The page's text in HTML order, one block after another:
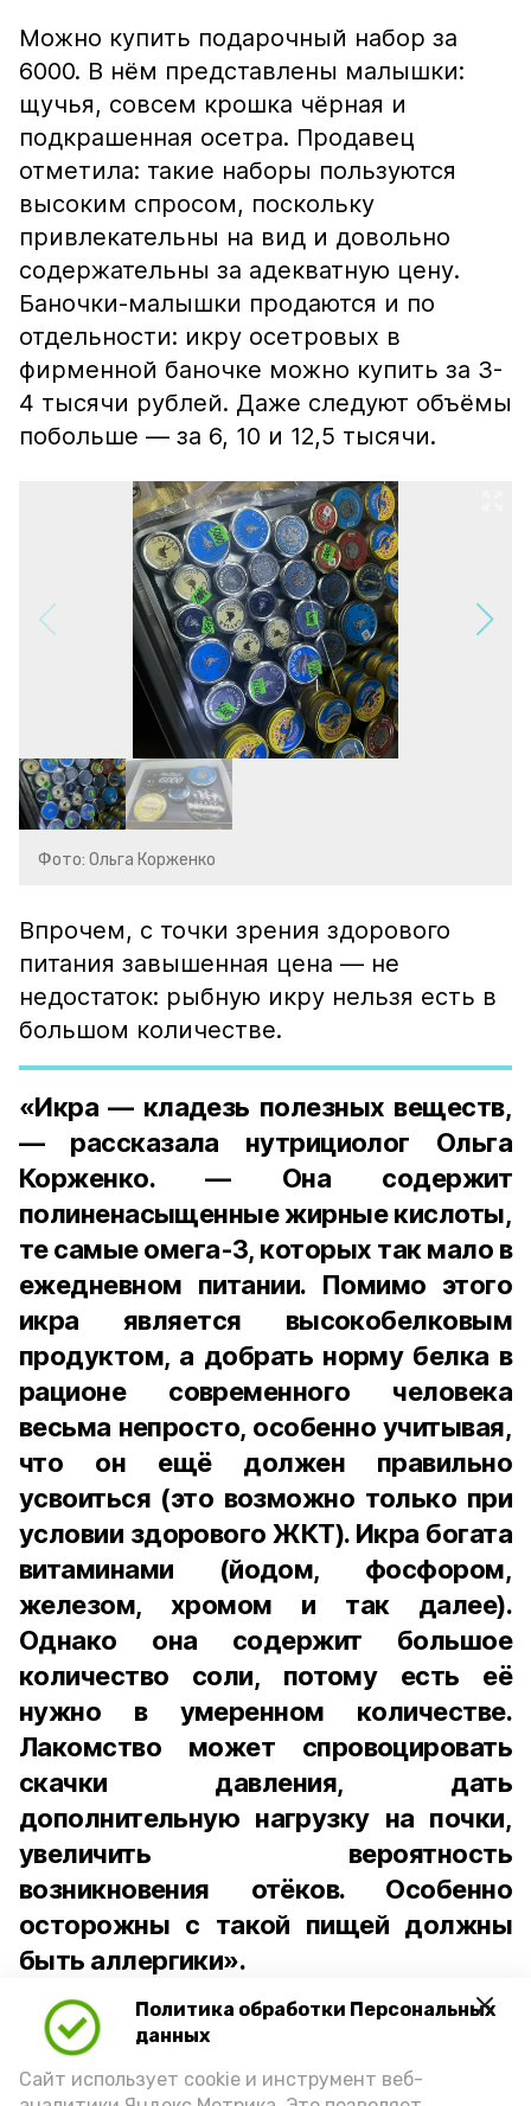
Политика обработки Персональных
данных
Сайт использует cookie и инструмент веб-
Можно купить подарочный набор за
6000. В нём представлены малышки:
щучья, совсем крошка чёрная и
подкрашенная осетра. Продавец
отметила: такие наборы пользуются
высоким спросом, поскольку
привлекательны на вид и довольно
содержательны за адекватную цену.
Баночки-малышки продаются и по
отдельности: икру осетровых в
фирменной баночке можно купить за 3-
4 тысячи рублей. Даже следуют объёмы
побольше — за 6, 10 и 12,5 тысячи.
Фото: Ольга Корженко
Впрочем, с точки зрения здорового
питания завышенная цена — не
недостаток: рыбную икру нельзя есть в
большом количестве.
«Икра — кладезь полезных веществ,
— рассказала нутрициолог Ольга
Корженко. — Она содержит
полиненасыщенные жирные кислоты,
те самые омега-3, которых так мало в
ежедневном питании. Помимо этого
икра является высокобелковым
продуктом, а добрать норму белка в
рационе современного человека
весьма непросто, особенно учитывая,
что он ещё должен правильно
усвоиться (это возможно только при
условии здорового ЖКТ). Икра богата
витаминами (йодом, фосфором,
железом, хромом и так далее).
Однако она содержит большое
количество соли, потому есть её
нужно в умеренном количестве.
Лакомство может спровоцировать
скачки давления, дать
дополнительную нагрузку на почки,
увеличить вероятность
возникновения отёков. Особенно
осторожны с такой пищей должны
быть аллергики».
Для взрослого человека безопасной
порцией икры считается 30-50 граммов
(2-3 ложки). При этом следует обратить